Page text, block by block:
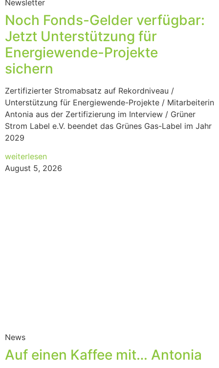
Newsletter
Noch Fonds-Gelder verfügbar:
Jetzt Unterstützung für
Energiewende-Projekte
sichern
Zertifizierter Stromabsatz auf Rekordniveau /
Unterstützung für Energiewende-Projekte / Mitarbeiterin
Antonia aus der Zertifizierung im Interview / Grüner
Strom Label e.V. beendet das Grünes Gas-Label im Jahr
2029
weiterlesen
August 5, 2026
News
Auf einen Kaffee mit… Antonia